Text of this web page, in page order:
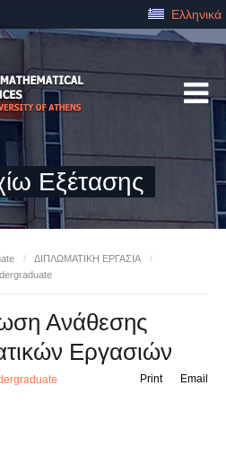
Ελληνικά
Εξέτασης
/ ΔΙΠΛΩΜΑΤΙΚΗ ΕΡΓΑΣΙΑ
/
Ανάθεσης
Εργασιών
Email
Print